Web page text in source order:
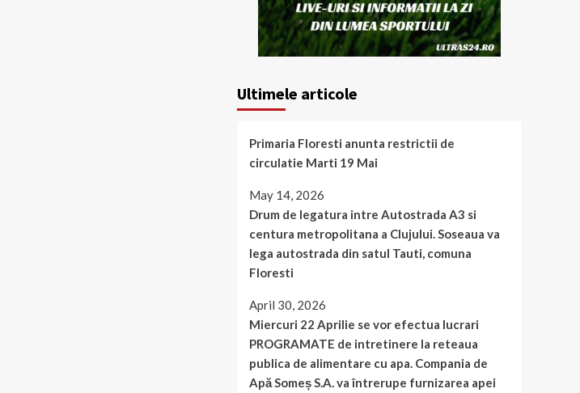
Ultimele articole
Primaria Floresti anunta restrictii de
circulatie Marti 19 Mai
May 14, 2026
Drum de legatura intre Autostrada A3 si
centura metropolitana a Clujului. Soseaua va
lega autostrada din satul Tauti, comuna
Floresti
April 30, 2026
Miercuri 22 Aprilie se vor efectua lucrari
PROGRAMATE de intretinere la reteaua
publica de alimentare cu apa. Compania de
Apă Someș S.A. va întrerupe furnizarea apei